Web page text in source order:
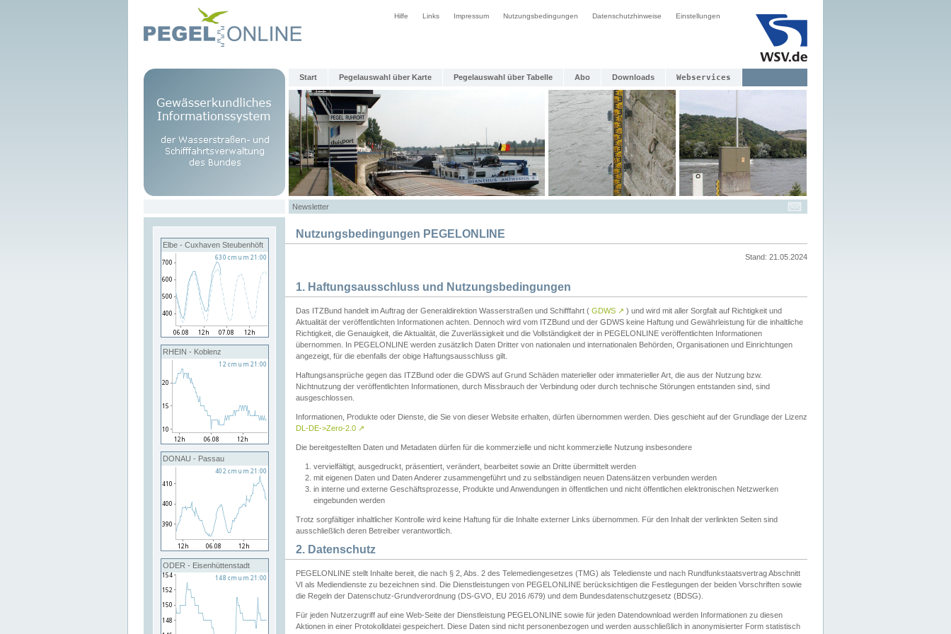
Hilfe Links Impressum Nutzungsbedingungen Datenschutzhinweise Einstellungen
Start Pegelauswahl über Karte Pegelauswahl über Tabelle Abo Downloads Webservices
Newsletter
Elbe - Cuxhaven Steubenhöft
RHEIN - Koblenz
DONAU - Passau
ODER - Eisenhüttenstadt
Nutzungsbedingungen PEGELONLINE
Stand: 21.05.2024
1. Haftungsausschluss und Nutzungsbedingungen
Das ITZBund handelt im Auftrag der Generaldirektion Wasserstraßen und Schifffahrt ( GDWS ↗ ) und wird mit aller Sorgfalt auf Richtigkeit und
Aktualität der veröffentlichten Informationen achten. Dennoch wird vom ITZBund und der GDWS keine Haftung und Gewährleistung für die inhaltliche
Richtigkeit, die Genauigkeit, die Aktualität, die Zuverlässigkeit und die Vollständigkeit der in PEGELONLINE veröffentlichten Informationen
übernommen. In PEGELONLINE werden zusätzlich Daten Dritter von nationalen und internationalen Behörden, Organisationen und Einrichtungen
angezeigt, für die ebenfalls der obige Haftungsausschluss gilt.
Haftungsansprüche gegen das ITZBund oder die GDWS auf Grund Schäden materieller oder immaterieller Art, die aus der Nutzung bzw.
Nichtnutzung der veröffentlichten Informationen, durch Missbrauch der Verbindung oder durch technische Störungen entstanden sind, sind
ausgeschlossen.
Informationen, Produkte oder Dienste, die Sie von dieser Website erhalten, dürfen übernommen werden. Dies geschieht auf der Grundlage der Lizenz
DL-DE->Zero-2.0 ↗
Die bereitgestellten Daten und Metadaten dürfen für die kommerzielle und nicht kommerzielle Nutzung insbesondere
vervielfältigt, ausgedruckt, präsentiert, verändert, bearbeitet sowie an Dritte übermittelt werden
mit eigenen Daten und Daten Anderer zusammengeführt und zu selbständigen neuen Datensätzen verbunden werden
in interne und externe Geschäftsprozesse, Produkte und Anwendungen in öffentlichen und nicht öffentlichen elektronischen Netzwerken
eingebunden werden
Trotz sorgfältiger inhaltlicher Kontrolle wird keine Haftung für die Inhalte externer Links übernommen. Für den Inhalt der verlinkten Seiten sind
ausschließlich deren Betreiber verantwortlich.
2. Datenschutz
PEGELONLINE stellt Inhalte bereit, die nach § 2, Abs. 2 des Telemediengesetzes (TMG) als Teledienste und nach Rundfunkstaatsvertrag Abschnitt
VI als Mediendienste zu bezeichnen sind. Die Dienstleistungen von PEGELONLINE berücksichtigen die Festlegungen der beiden Vorschriften sowie
die Regeln der Datenschutz-Grundverordnung (DS-GVO, EU 2016 /679) und dem Bundesdatenschutzgesetz (BDSG).
Für jeden Nutzerzugriff auf eine Web-Seite der Dienstleistung PEGELONLINE sowie für jeden Datendownload werden Informationen zu diesen
Aktionen in einer Protokolldatei gespeichert. Diese Daten sind nicht personenbezogen und werden ausschließlich in anonymisierter Form statistisch